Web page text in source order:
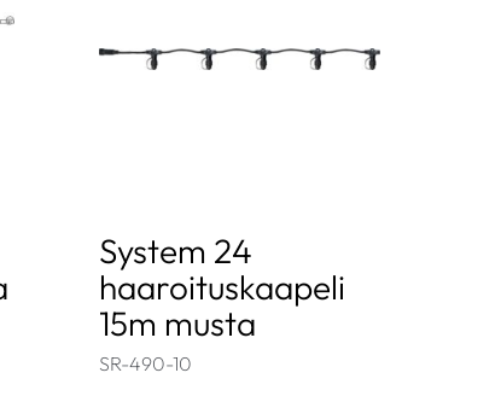
System 24
haaroituskaapeli
15m musta
SR-490-10